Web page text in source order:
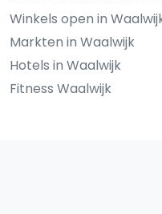
Winkels open in
Markten in Waalwijk
Hotels in Waalwijk
Fitness Waalwijk